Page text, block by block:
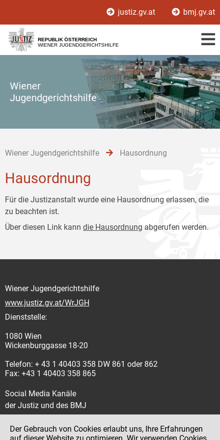
[1]
[2]
[3]
justiz.gv.at bmj.gv.at
REPUBLIK ÖSTERREICH
WIENER JUGENDGERICHTSHILFE
Wiener
Jugendgerichtshilfe
Wiener Jugendgerichtshilfe Hausordnung
Hausordnung
Für die Justizanstalt wurde eine Hausordnung erlassen, die
zu beachten ist.
Über diesen Link kann die Hausordnung abgerufen werden.
Wiener Jugendgerichtshilfe
www.justiz.gv.at/WrJGH
Dienststelle:
1080 Wien
Wickenburggasse 18-20
Telefon: + 43 1 40403 358 DW 861 oder 862
Fax: +43 1 40403 358 865
Social Media Kanäle
der Justiz und des BMJ
Der Gebrauch von Cookies erlaubt uns, Ihre Erfahrungen